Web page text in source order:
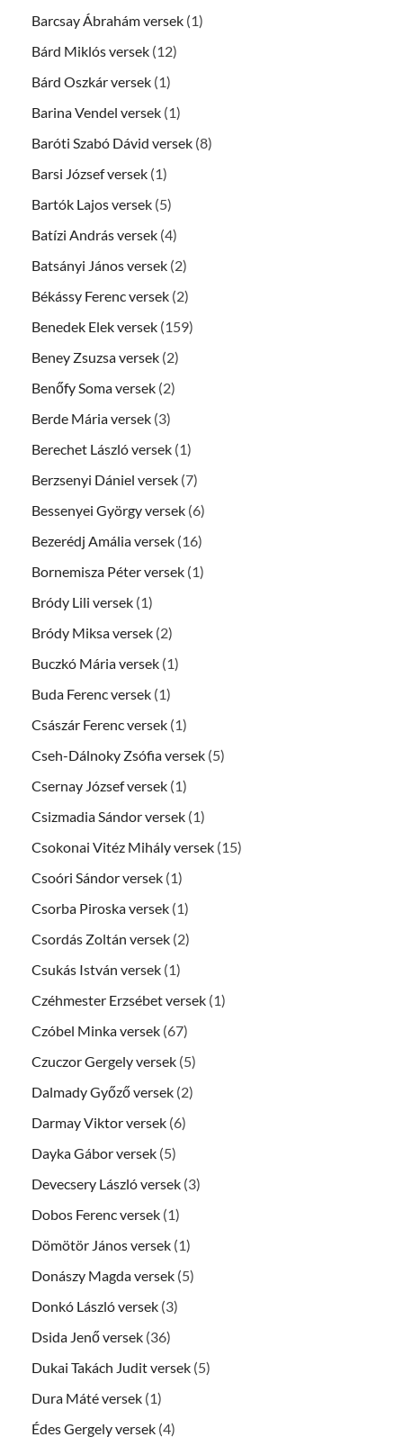
Barcsay Ábrahám versek (1)
Bárd Miklós versek (12)
Bárd Oszkár versek (1)
Barina Vendel versek (1)
Baróti Szabó Dávid versek (8)
Barsi József versek (1)
Bartók Lajos versek (5)
Batízi András versek (4)
Batsányi János versek (2)
Békássy Ferenc versek (2)
Benedek Elek versek (159)
Beney Zsuzsa versek (2)
Benőfy Soma versek (2)
Berde Mária versek (3)
Berechet László versek (1)
Berzsenyi Dániel versek (7)
Bessenyei György versek (6)
Bezerédj Amália versek (16)
Bornemisza Péter versek (1)
Bródy Lili versek (1)
Bródy Miksa versek (2)
Buczkó Mária versek (1)
Buda Ferenc versek (1)
Császár Ferenc versek (1)
Cseh-Dálnoky Zsófia versek (5)
Csernay József versek (1)
Csizmadia Sándor versek (1)
Csokonai Vitéz Mihály versek (15)
Csoóri Sándor versek (1)
Csorba Piroska versek (1)
Csordás Zoltán versek (2)
Csukás István versek (1)
Czéhmester Erzsébet versek (1)
Czóbel Minka versek (67)
Czuczor Gergely versek (5)
Dalmady Győző versek (2)
Darmay Viktor versek (6)
Dayka Gábor versek (5)
Devecsery László versek (3)
Dobos Ferenc versek (1)
Dömötör János versek (1)
Donászy Magda versek (5)
Donkó László versek (3)
Dsida Jenő versek (36)
Dukai Takách Judit versek (5)
Dura Máté versek (1)
Édes Gergely versek (4)